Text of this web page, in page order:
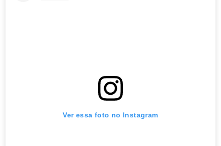
Ver essa foto no Instagram